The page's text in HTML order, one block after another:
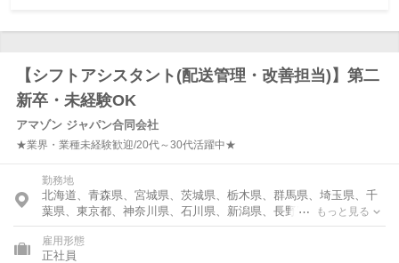
【シフトアシスタント(配送管理・改善担当)】第二
新卒・未経験OK
アマゾン ジャパン合同会社
★業界・業種未経験歓迎/20代～30代活躍中★
勤務地
北海道、青森県、宮城県、茨城県、栃木県、群馬県、埼玉県、千
葉県、東京都、神奈川県、石川県、新潟県、長野県、静岡県、愛
知県、大阪府、兵庫県、奈良県、岡山県、広島県、愛媛県、高知
県、福岡県、熊本県
もっと見る
雇用形態
正社員